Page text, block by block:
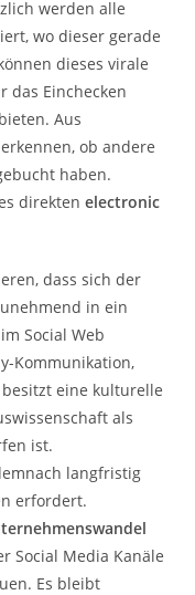
werden alle
wo dieser gerade
dieses virale
das Einchecken
Aus
ob andere
haben.
direktenelectronic
dass sich der
in ein
Social Web
Kommunikation,
eine kulturelle
als
ist.
langfristig
erfordert.
Social Media Kanäle
Es bleibt